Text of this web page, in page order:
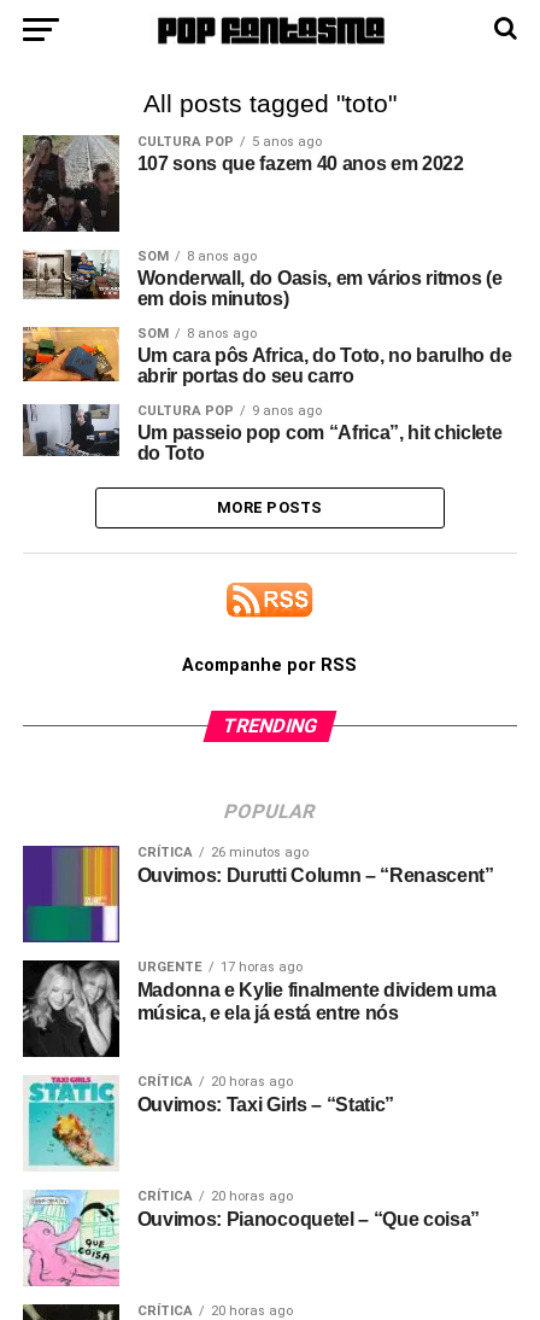
All posts tagged "toto"
CULTURA POP 5 anos ago
107 sons que fazem 40 anos em 2022
SOM 8 anos ago
Wonderwall, do Oasis, em vários ritmos (e
em dois minutos)
SOM 8 anos ago
Um cara pôs Africa, do Toto, no barulho de
abrir portas do seu carro
CULTURA POP 9 anos ago
Um passeio pop com “Africa”, hit chiclete
do Toto
MORE POSTS
Acompanhe por RSS
TRENDING
POPULAR
CRÍTICA 26 minutos ago
Ouvimos: Durutti Column – “Renascent”
URGENTE 17 horas ago
Madonna e Kylie finalmente dividem uma
música, e ela já está entre nós
CRÍTICA 20 horas ago
Ouvimos: Taxi Girls – “Static”
CRÍTICA 20 horas ago
Ouvimos: Pianocoquetel – “Que coisa”
CRÍTICA 20 horas ago